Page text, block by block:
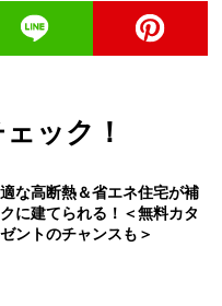
ック！
な高断熱＆省エネ住宅が補
に建てられる！＜無料カタ
ントのチャンスも＞